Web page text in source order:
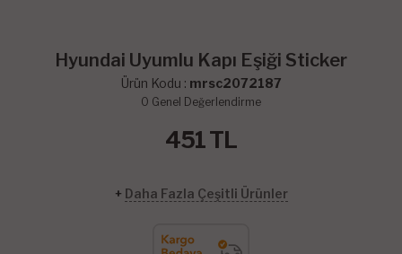
Hyundai Uyumlu Kapı Eşiği Sticker
Ürün Kodu : mrsc2072187
0 Genel Değerlendirme
451TL
+ Daha Fazla Çeşitli Ürünler